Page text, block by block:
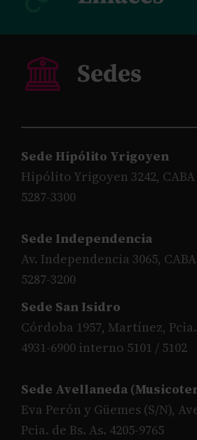
Sede Hipólito Yrigoyen
Hipólito Yrigoyen 3242, CABA
5287-3300
Sede Independencia
Av. Independencia 3065, CABA
5287-3200
Sede San Isidro
Córdoba 1957, Martínez, Pcia.
4931-6900 interno 5101 / 5102
Sede Avellaneda
Eva Perón y Güemes (S/N),
Pcia. de Bs. As. 4205-9765